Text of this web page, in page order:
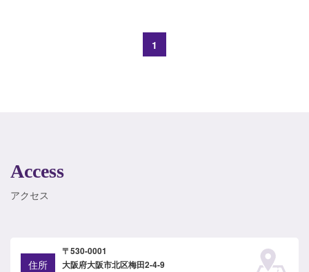
1
Access
アクセス
住所
〒530-0001
大阪府大阪市北区梅田2-4-9